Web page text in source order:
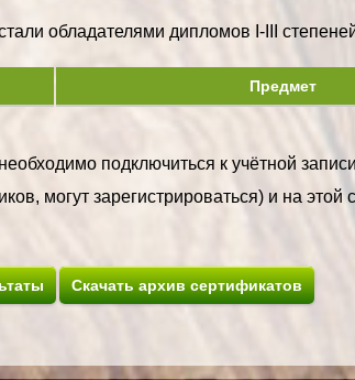
обладателями дипломов I-III
Предмет
подключиться к учётной
могут зарегистрироваться) и на этой
Скачать архив сертификатов